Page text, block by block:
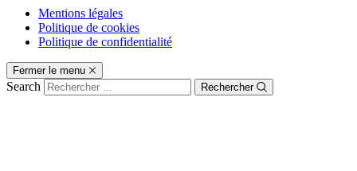
Mentions légales
Politique de cookies
Politique de confidentialité
Fermer le menu
Search Rechercher